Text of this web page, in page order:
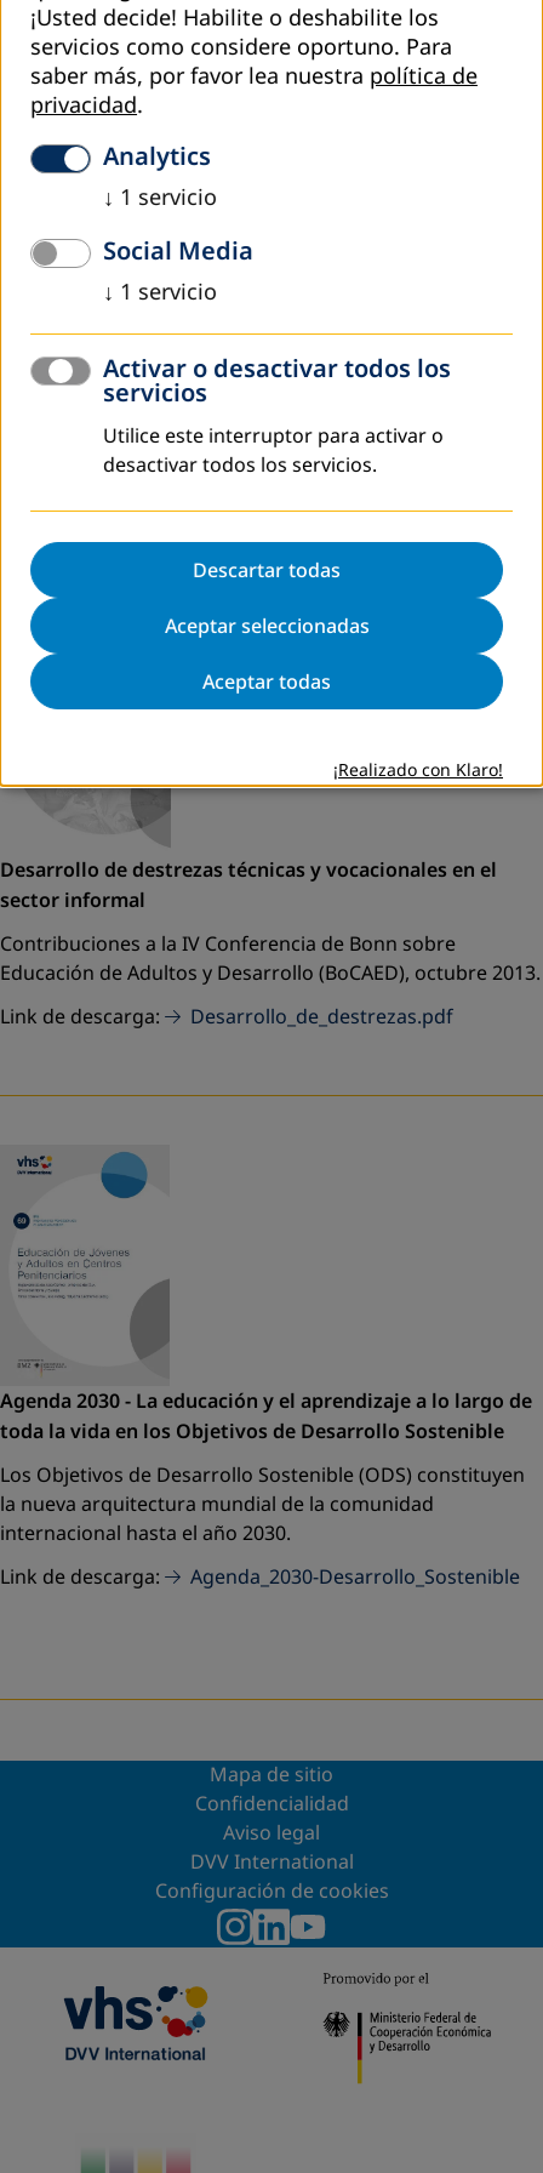
Educación de Jóvenes y Adultos en Centros Penitenciarios
Experiencias de Asia Central, América del Sur, África del
Norte y Europa.
Desarrollo de destrezas técnicas y vocacionales en el
sector informal
Contribuciones a la IV Conferencia de Bonn sobre
Educación de Adultos y Desarrollo (BoCAED), octubre 2013.
Link de descarga:
Desarrollo_de_destrezas.pdf
Agenda 2030 - La educación y el aprendizaje a lo largo de
toda la vida en los Objetivos de Desarrollo Sostenible
Los Objetivos de Desarrollo Sostenible (ODS) constituyen
la nueva arquitectura mundial de la comunidad
internacional hasta el año 2030.
Link de descarga:
Agenda_2030-Desarrollo_Sostenible
Mapa de sitio
Confidencialidad
Aviso legal
DVV International
Configuración de cookies
¡Usted decide! Habilite o deshabilite los
servicios como considere oportuno. Para
saber más, por favor lea nuestra política de
privacidad.
Analytics
↓ 1 servicio
Social Media
↓ 1 servicio
Activar o desactivar todos los
servicios
Utilice este interruptor para activar o
desactivar todos los servicios.
Descartar todas
Aceptar seleccionadas
Aceptar todas
¡Realizado con Klaro!